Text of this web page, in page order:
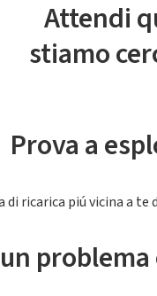
Attendi
stiamo
Prova a
ricarica piú vicina a